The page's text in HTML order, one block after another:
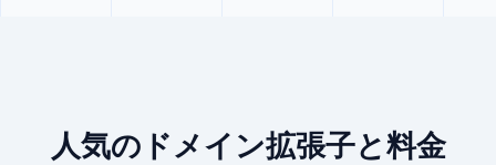
人気のドメイン拡張子と料金